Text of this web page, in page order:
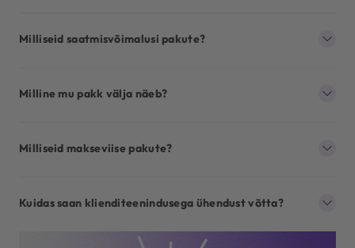
Milliseid saatmisvõimalusi pakute?
Milline mu pakk välja näeb?
Milliseid makseviise pakute?
Kuidas saan klienditeenindusega ühendust võtta?